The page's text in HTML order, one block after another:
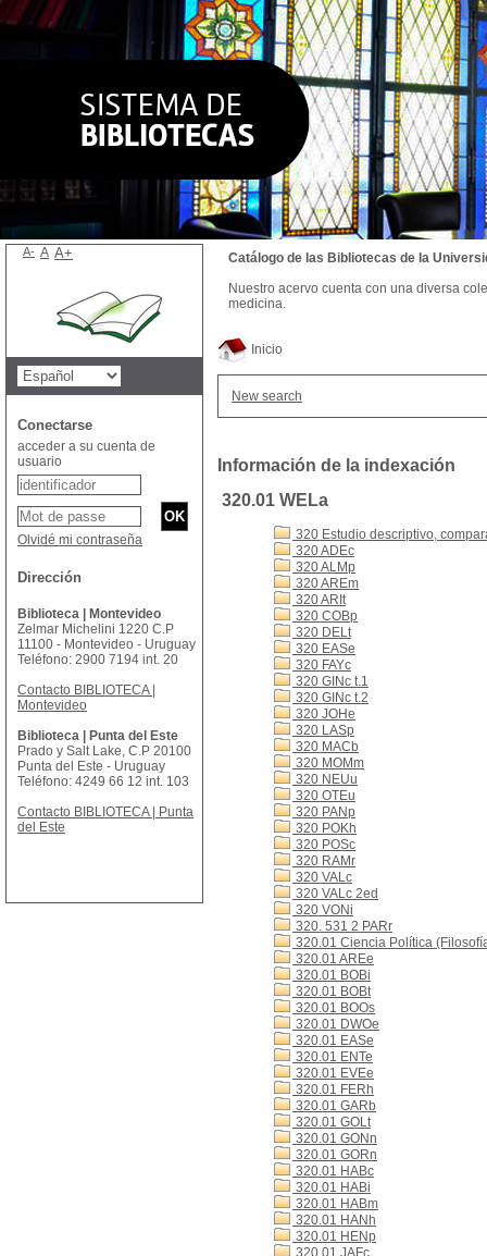
Inicio
New search
Información de la indexación
320.01 WELa
320 Estudio descriptivo,
320 ADEc
320 ALMp
320 AREm
320 ARIt
320 COBp
320 DELt
320 EASe
320 FAYc
320 GINc t.1
320 GINc t.2
320 JOHe
320 LASp
320 MACb
320 MOMm
320 NEUu
320 OTEu
320 PANp
320 POKh
320 POSc
320 RAMr
320 VALc
320 VALc 2ed
320 VONi
320. 531 2 PARr
320.01 Ciencia Política
320.01 AREe
320.01 BOBi
320.01 BOBt
320.01 BOOs
320.01 DWOe
320.01 EASe
320.01 ENTe
320.01 EVEe
320.01 FERh
320.01 GARb
320.01 GOLt
320.01 GONn
320.01 GORn
320.01 HABc
320.01 HABi
320.01 HABm
320.01 HANh
320.01 HENp
320.01 JAFc
Catálogo de las Bibliotecas de la
Nuestro acervo cuenta con una diversa
medicina.
A- A A+
Conectarse
acceder a su cuenta de
usuario
Olvidé mi contraseña
Dirección
Biblioteca | Montevideo
Zelmar Michelini 1220 C.P
11100 - Montevideo - Uruguay
Teléfono: 2900 7194 int. 20
Contacto BIBLIOTECA |
Montevideo
Biblioteca | Punta del Este
Prado y Salt Lake, C.P 20100
Punta del Este - Uruguay
Teléfono: 4249 66 12 int. 103
Contacto BIBLIOTECA | Punta
del Este